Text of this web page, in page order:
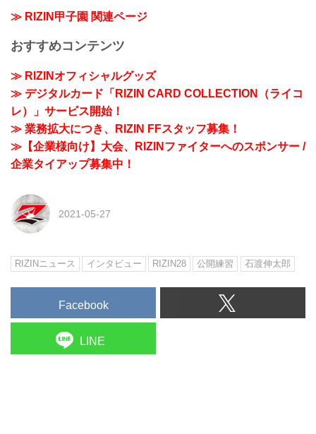
≫ RIZIN甲子園 関連ページ
おすすめコンテンツ
≫ RIZINオフィシャルグッズ
≫ デジタルカード「RIZIN CARD COLLECTION（ライコ
レ）」サービス開始！
≫ 業務拡大につき、RIZIN FFスタッフ募集！
≫【企業様向け】大会、RIZINファイターへのスポンサー /
企業タイアップ募集中！
2021-05-27
RIZINニュース インタビュー RIZIN28 公開練習 石渡伸太郎
Facebook
LINE